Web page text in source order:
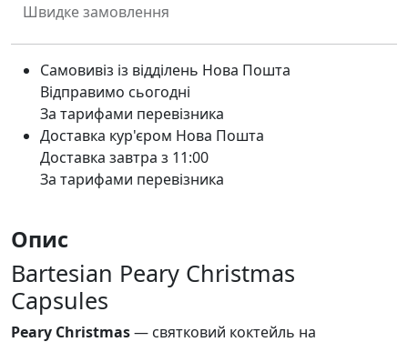
Швидке замовлення
Самовивіз із відділень Нова Пошта
Відправимо сьогодні
За тарифами перевізника
Доставка кур'єром Нова Пошта
Доставка завтра з 11:00
За тарифами перевізника
Опис
Bartesian Peary Christmas
Capsules
Peary Christmas— святковий коктейль на